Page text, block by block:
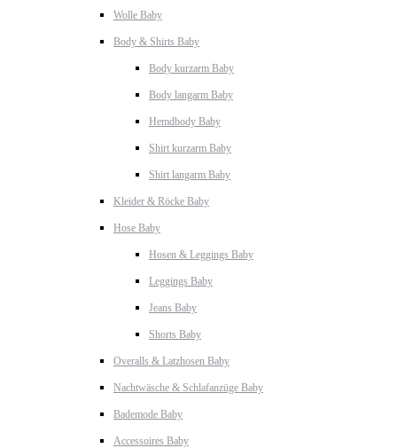
Wolle Baby
Body & Shirts Baby
Body kurzarm Baby
Body langarm Baby
Hemdbody Baby
Shirt kurzarm Baby
Shirt langarm Baby
Kleider & Röcke Baby
Hose Baby
Hosen & Leggings Baby
Leggings Baby
Jeans Baby
Shorts Baby
Overalls & Latzhosen Baby
Nachtwäsche & Schlafanzüge Baby
Bademode Baby
Accessoires Baby